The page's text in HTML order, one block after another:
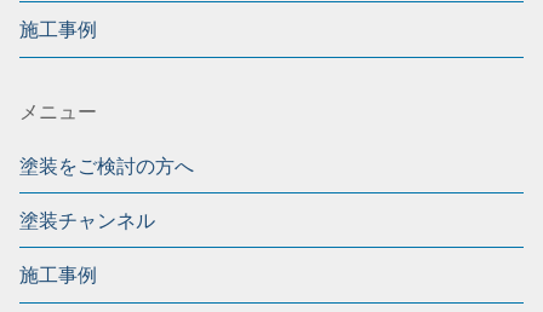
施工事例
メニュー
塗装をご検討の方へ
塗装チャンネル
施工事例